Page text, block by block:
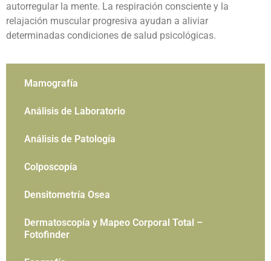
Mamografía
Análisis de Laboratorio
Análisis de Patología
Colposcopía
Densitometría Osea
Dermatoscopía y Mapeo Corporal Total –
Fotofinder
autorregular la mente. La respiración consciente y la
relajación muscular progresiva ayudan a aliviar
determinadas condiciones de salud psicológicas.